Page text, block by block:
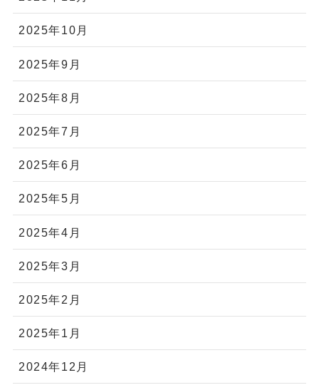
2025年10月
2025年9月
2025年8月
2025年7月
2025年6月
2025年5月
2025年4月
2025年3月
2025年2月
2025年1月
2024年12月